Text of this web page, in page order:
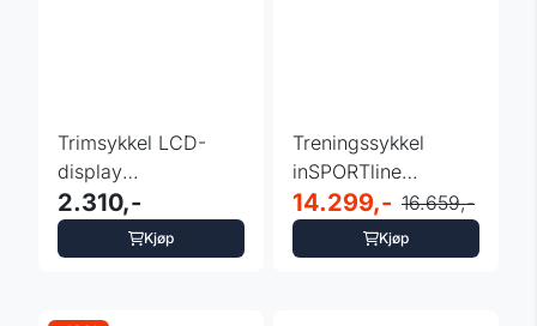
Trimsykkel LCD-
display
sammenleggbar
- inSPORTline Xbike
...
2.310,-
Kjøp
Treningssykkel
inSPORTline
ZenRoute 1200 -
hjemmetrening
14.299,- 16.659,-
Kjøp